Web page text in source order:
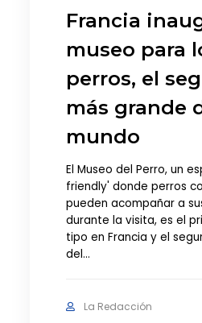
Francia
museo para
perros, el
más grande
mundo
El Museo del Perro, un
friendly' donde perros
pueden acompañar a
durante la visita, es el
tipo en Francia y el
del…
La Redacción